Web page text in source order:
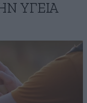
ΥΓΕΙΑ